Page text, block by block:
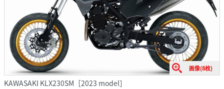
画像(8枚)
KAWASAKI KLX230SM［2023 model］